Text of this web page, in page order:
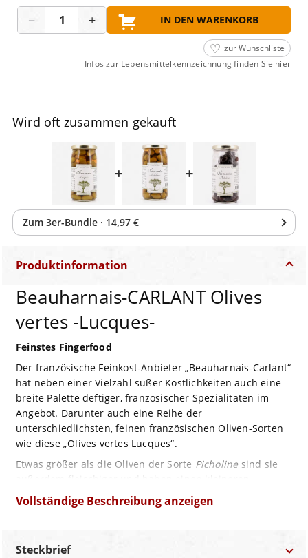
− + IN DEN WARENKORB
zur Wunschliste
Infos zur Lebensmittelkennzeichnung finden Sie hier
Wird oft zusammen gekauft
+ +
Zum 3er-Bundle · 14,97 €
Produktinformation
Beauharnais-CARLANT Olives
vertes -Lucques-
Feinstes Fingerfood
Der französische Feinkost-Anbieter „Beauharnais-Carlant“
hat neben einer Vielzahl süßer Köstlichkeiten auch eine
breite Palette deftiger, französischer Spezialitäten im
Angebot. Darunter auch eine Reihe der
unterschiedlichsten, feinen französischen Oliven-Sorten
wie diese „Olives vertes Lucques“.
Etwas größer als die Oliven der Sorte Picholinesind sie
sichelförmigen Kern.
wunderbar zu einem frischen Weiß- oder Schaumwein
Vollständige Beschreibung anzeigen
Steckbrief